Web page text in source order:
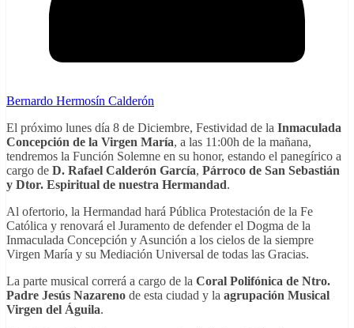
Bernardo Hermosín Calderón
El próximo lunes día 8 de Diciembre, Festividad de la Inmaculada
Concepción de la Virgen María, a las 11:00h de la mañana,
tendremos la Función Solemne en su honor, estando el panegírico a
cargo de D. Rafael Calderón García, Párroco de San Sebastián
y Dtor. Espiritual de nuestra Hermandad.
Al ofertorio, la Hermandad hará Pública Protestación de la Fe
Católica y renovará el Juramento de defender el Dogma de la
Inmaculada Concepción y Asunción a los cielos de la siempre
Virgen María y su Mediación Universal de todas las Gracias.
La parte musical correrá a cargo de la Coral Polifónica de Ntro.
Padre Jesús Nazareno de esta ciudad y la agrupación Musical
Virgen del Águila.